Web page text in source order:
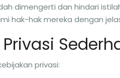
dimengerti dan hindari
hak-hak mereka dengan
privasi: